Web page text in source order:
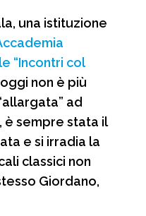
una istituzione
“Incontri col
non è più
ad
è sempre stata il
e si irradia la
classici non
Giordano,